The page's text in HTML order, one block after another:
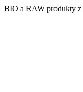
BIO a RAW produkty z